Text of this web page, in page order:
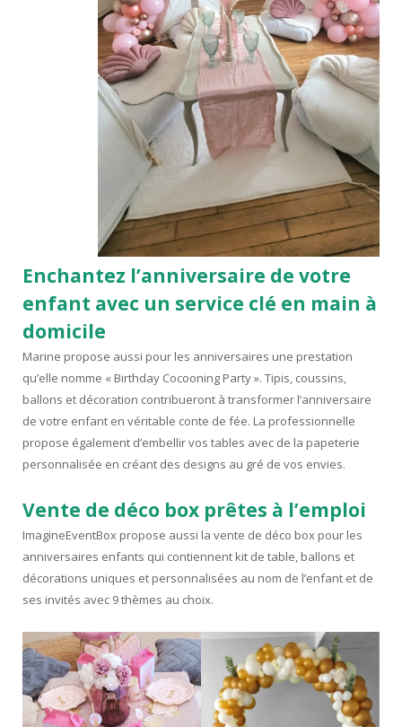
Enchantez l’anniversaire de votre
enfant avec un service clé en main à
domicile
Marine propose aussi pour les anniversaires une prestation
qu’elle nomme « Birthday Cocooning Party ». Tipis, coussins,
ballons et décoration contribueront à transformer l’anniversaire
de votre enfant en véritable conte de fée. La professionnelle
propose également d’embellir vos tables avec de la papeterie
personnalisée en créant des designs au gré de vos envies.
Vente de déco box prêtes à l’emploi
ImagineEventBox propose aussi la vente de déco box pour les
anniversaires enfants qui contiennent kit de table, ballons et
décorations uniques et personnalisées au nom de l’enfant et de
ses invités avec 9 thèmes au choix.